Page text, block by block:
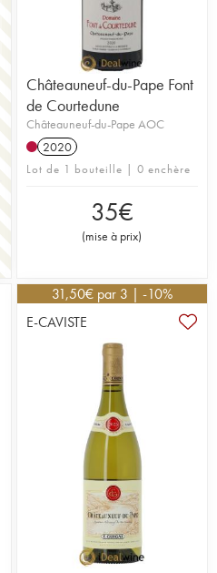
Châteauneuf-du-Pape Font
de Courtedune
Châteauneuf-du-Pape AOC
2020
Lot de 1 bouteille | 0 enchère
35€
(mise à prix)
31,50€ par 3 | -10%
E-CAVISTE